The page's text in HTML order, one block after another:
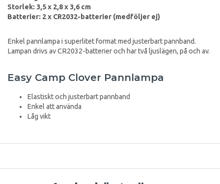
Storlek: 3,5 x 2,8 x 3,6 cm
Batterier: 2 x CR2032-batterier (medföljer ej)
Enkel pannlampa i superlitet format med justerbart pannband.
Lampan drivs av CR2032-batterier och har två ljuslägen, på och av.
Easy Camp Clover Pannlampa
Elastiskt och justerbart pannband
Enkel att använda
Låg vikt